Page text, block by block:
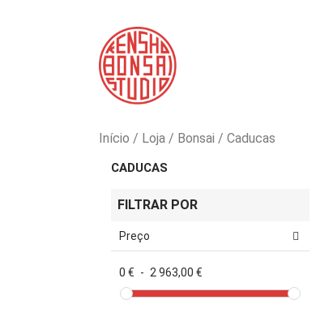
Início Loja Bonsai Caducas
CADUCAS
FILTRAR POR
Preço
0 € - 2 963,00 €